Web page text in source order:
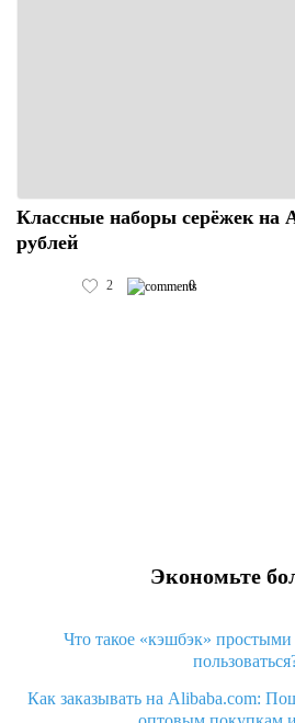
Классные наборы серёжек на
рублей
2 0
Экономьте
Что такое «кэшбэк»
Как заказывать на Alibaba.com: